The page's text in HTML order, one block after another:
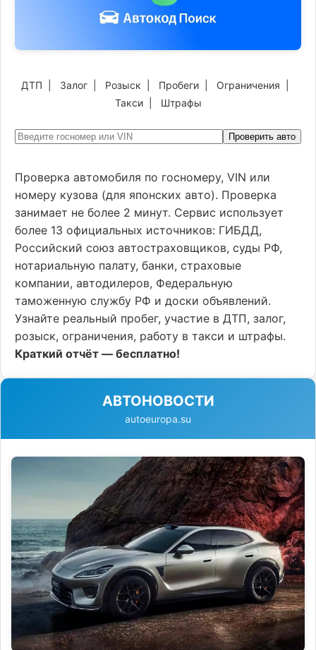
ДТП Залог Розыск Пробеги Ограничения
Такси| Штрафы
Проверить авто
Проверка автомобиля по госномеру, VIN или
номеру кузова (для японских авто). Проверка
занимает не более 2 минут. Сервис использует
более 13 официальных источников: ГИБДД,
Российский союз автостраховщиков, суды РФ,
нотариальную палату, банки, страховые
компании, автодилеров, Федеральную
таможенную службу РФ и доски объявлений.
Узнайте реальный пробег, участие в ДТП, залог,
розыск, ограничения, работу в такси и штрафы.
Краткий отчёт — бесплатно!
АВТОНОВОСТИ
autoeuropa.su